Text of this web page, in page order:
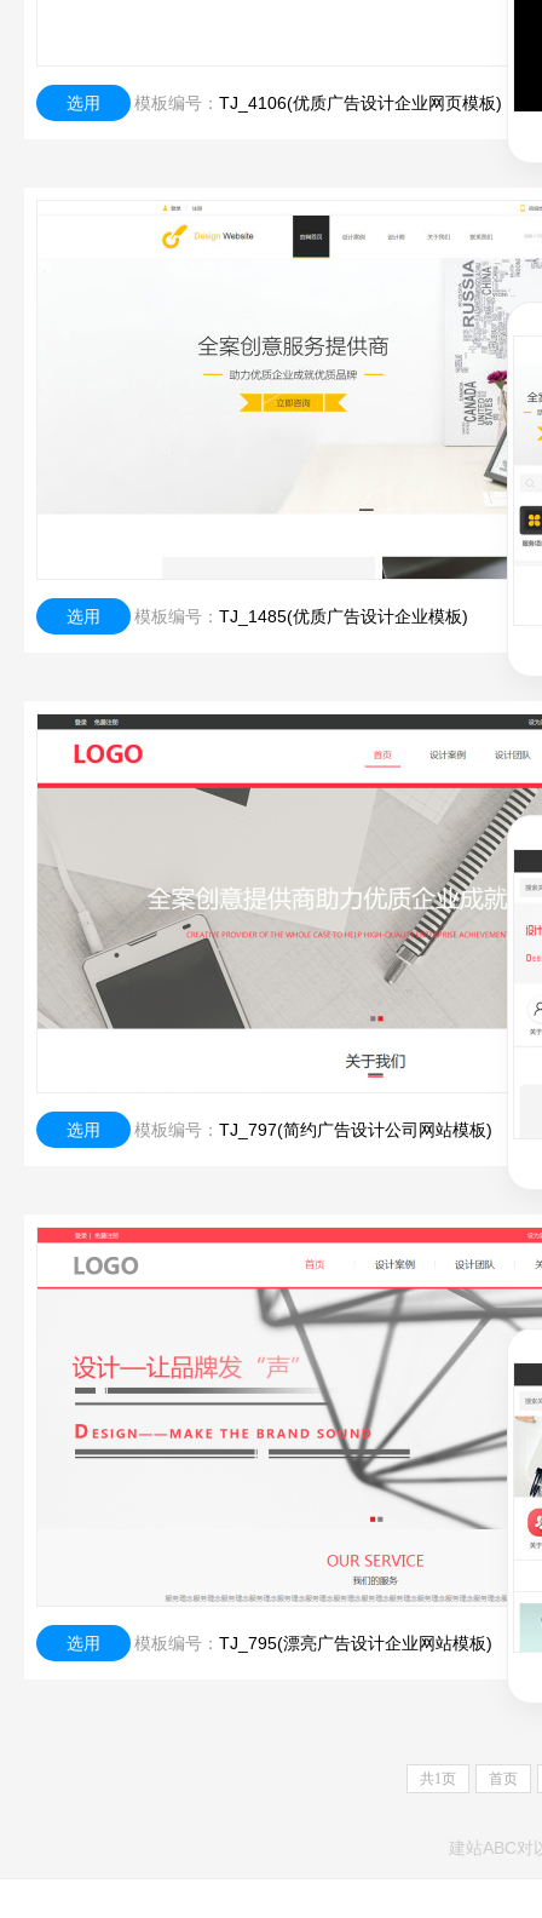
选用 模板编号： TJ_4106(优质广告设计企业网页模板)
选用 模板编号： TJ_1485(优质广告设计企业模板)
选用 模板编号： TJ_797(简约广告设计公司网站模板)
选用 模板编号： TJ_795(漂亮广告设计企业网站模板)
共1页 首页
建站ABC对